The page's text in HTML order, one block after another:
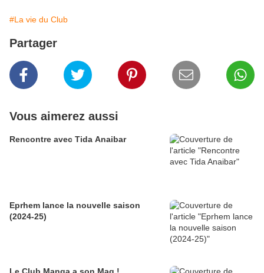
#La vie du Club
Partager
Vous aimerez aussi
Rencontre avec Tida Anaibar
Eprhem lance la nouvelle saison
(2024-25)